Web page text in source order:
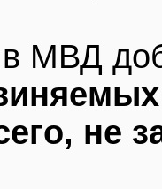
в МВД
не